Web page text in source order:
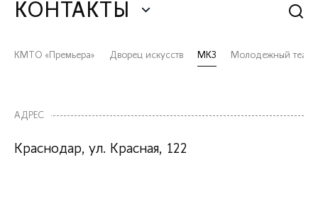
КОНТАКТЫ
КМТО «Премьера» Дворец искусств МКЗ Молодежный театр
АДРЕС
Краснодар, ул. Красная, 122